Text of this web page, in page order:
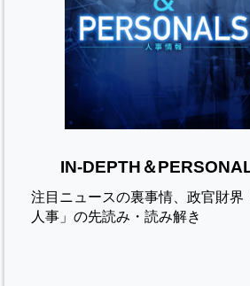
IN-DEPTH＆
注目ニュースの裏事情、政官財界
人事」の先読み・読み解き